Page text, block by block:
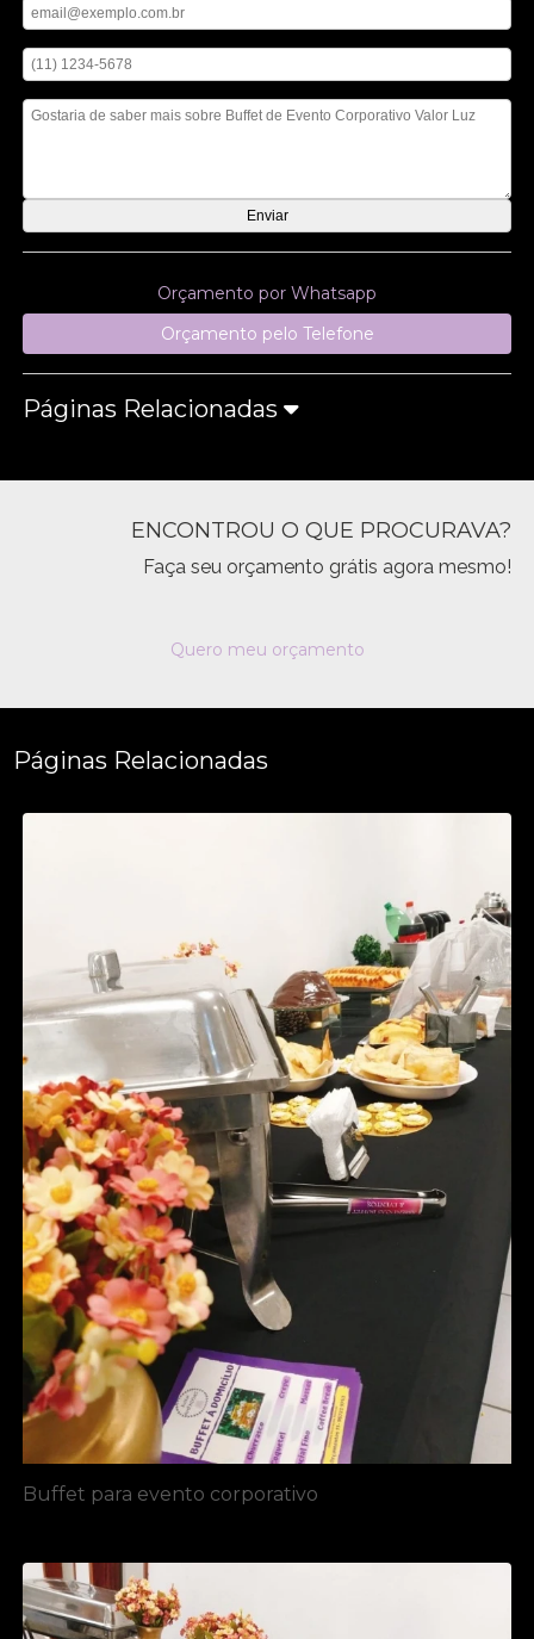
Orçamento por Whatsapp
Orçamento pelo Telefone
Páginas Relacionadas
ENCONTROU O QUE PROCURAVA?
Faça seu orçamento grátis agora mesmo!
Quero meu orçamento
Páginas Relacionadas
Buffet para evento corporativo